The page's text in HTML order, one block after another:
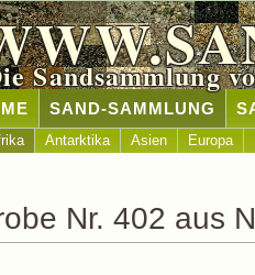
Sandsammlung
SAND-SAMMLUNG
Antarktika Asien Europa
Nr. 402 aus